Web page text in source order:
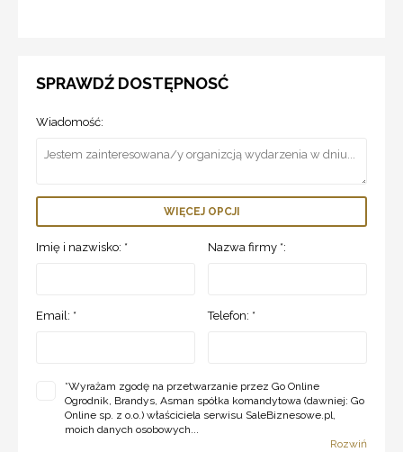
SPRAWDŹ DOSTĘPNOSĆ
Wiadomość:
WIĘCEJ OPCJI
Imię i nazwisko: * Nazwa firmy *:
Email: * Telefon: *
*Wyrażam zgodę na przetwarzanie przez Go Online
Ogrodnik, Brandys, Asman spółka komandytowa (dawniej: Go
Online sp. z o.o.) właściciela serwisu SaleBiznesowe.pl,
moich danych osobowych...
Rozwiń